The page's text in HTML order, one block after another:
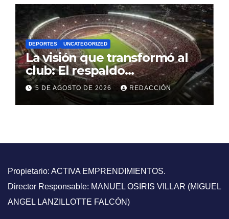
DEPORTES UNCATEGORIZED
La visión que transformó al
club: El respaldo
contundente a una gestión
directiva que puso a River en
la elite mundial
5 DE AGOSTO DE 2026 REDACCIÓN
Propietario: ACTIVA EMPRENDIMIENTOS.
Director Responsable: MANUEL OSIRIS VILLAR (MIGUEL
ANGEL LANZILLOTTE FALCÓN)